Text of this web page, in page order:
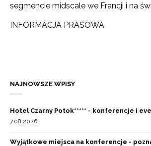
segmencie midscale we Francji i na
INFORMACJA PRASOWA
NAJNOWSZE WPISY
Hotel Czarny Potok***** - konferencje i
7.08.2026
Wyjątkowe miejsca na konferencje -